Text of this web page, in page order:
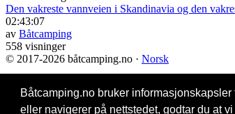
Båtcamping.no bruker
eller navigerer på nettstedet, godtar du at
Den vakreste vannveien i Skandinavia og den
02:43:07
av Båtcamping
558 visninger
© 2017-2026 båtcamping.no · Norsk
Om oss
Betingelser for bruk